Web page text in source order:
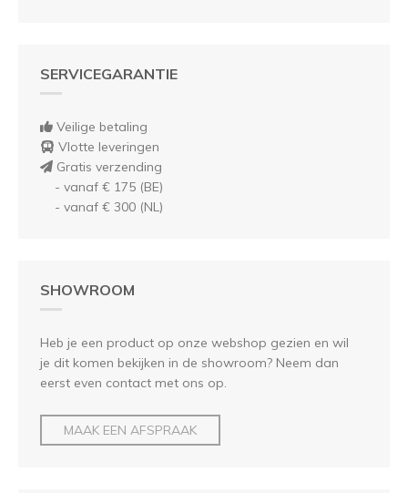
SERVICEGARANTIE
Veilige betaling
Vlotte leveringen
Gratis verzending
- vanaf € 175 (BE)
- vanaf € 300 (NL)
SHOWROOM
Heb je een product op onze webshop gezien en wil
je dit komen bekijken in de showroom? Neem dan
eerst even contact met ons op.
MAAK EEN AFSPRAAK